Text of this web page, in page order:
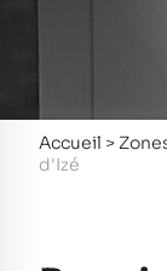
Accueil >
d'Izé